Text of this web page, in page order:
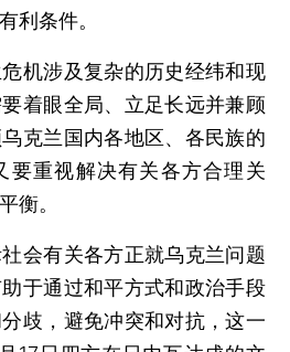
利条件。
涉及复杂的历史经纬和现
着眼全局、立足长远并兼顾
克兰国内各地区、各民族的
要重视解决有关各方合理关
衡。
有关各方正就乌克兰问题
于通过和平方式和政治手段
歧，避免冲突和对抗，这一